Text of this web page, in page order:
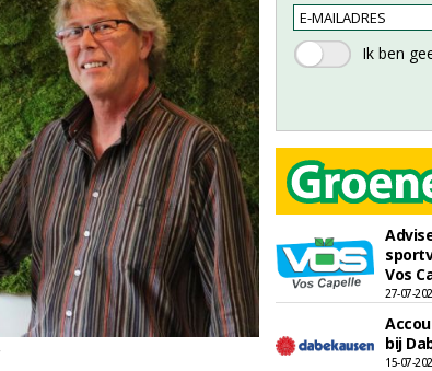
Vos
27-07-
bij
15-07-